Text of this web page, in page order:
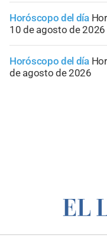
Horóscopo del día
10 de agosto de 2026
Horóscopo del día
de agosto de 2026